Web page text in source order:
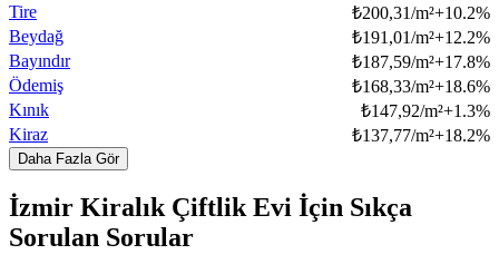
Tire
₺200,31/m²+10.2%
Beydağ
₺191,01/m²+12.2%
Bayındır
₺187,59/m²+17.8%
Ödemiş
₺168,33/m²+18.6%
Kınık
₺147,92/m²+1.3%
Kiraz
₺137,77/m²+18.2%
Daha Fazla Gör
İzmir Kiralık Çiftlik Evi İçin Sıkça
Sorulan Sorular